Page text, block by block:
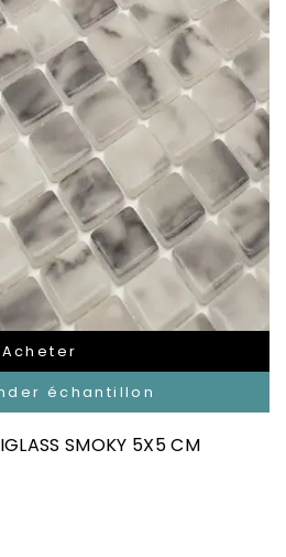
Acheter
échantillon
SMOKY 5X5 CM